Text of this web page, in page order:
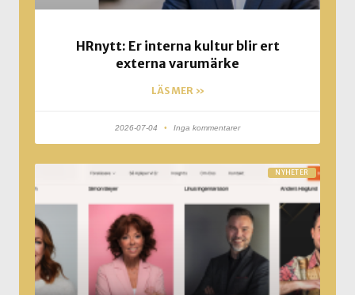
HRnytt: Er interna kultur blir ert
externa varumärke
LÄS MER »
2026-07-04 Inga kommentarer
NYHETER